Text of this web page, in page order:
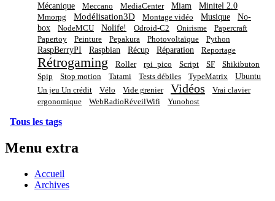
Mécanique Meccano MediaCenter Miam Minitel 2.0
Mmorpg Modélisation3D Montage vidéo Musique
No-
box
NodeMCU Nolife! Odroid-C2 Onirisme
Papercraft
Papertoy
Peinture Pepakura Photovoltaïque Python
RaspBerryPI Raspbian Récup Réparation Reportage
Rétrogaming Roller rpi_pico Script SF
Shikibuton
Spip
Stop motion Tatami Tests débiles TypeMatrix Ubuntu
Un jeu Un crédit Vélo Vide grenier Vidéos
Vrai clavier
ergonomique
WebRadioRéveilWifi Yunohost
Tous les tags
Menu extra
Accueil
Archives